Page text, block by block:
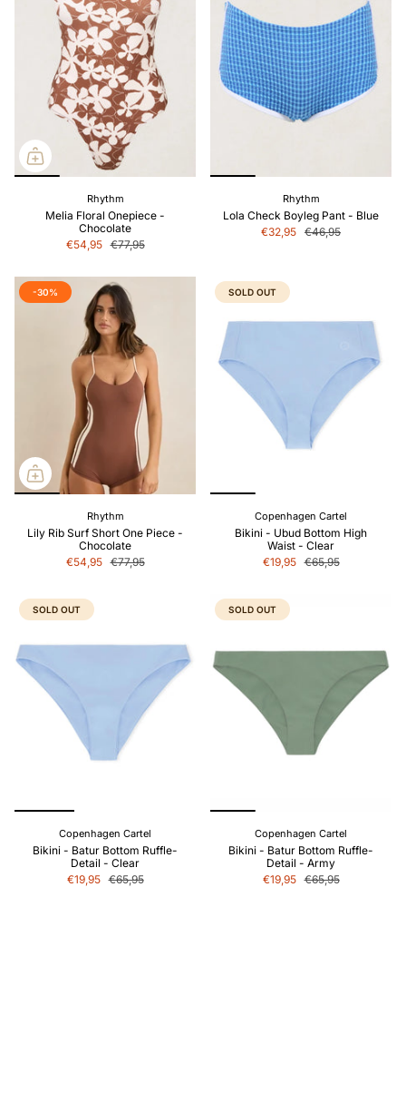
Rhythm
Melia Floral Onepiece -
Chocolate
€54,95 €77,95
Rhythm
Lola Check Boyleg Pant - Blue
€32,95 €46,95
-30%
Rhythm
Lily Rib Surf Short One Piece -
Chocolate
€54,95 €77,95
SOLD OUT
Copenhagen Cartel
Bikini - Ubud Bottom High
Waist - Clear
€19,95 €65,95
SOLD OUT
Copenhagen Cartel
Bikini - Batur Bottom Ruffle-
Detail - Clear
€19,95 €65,95
SOLD OUT
Copenhagen Cartel
Bikini - Batur Bottom Ruffle-
Detail - Army
€19,95 €65,95